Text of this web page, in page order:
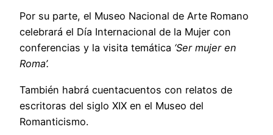
Por su parte, el Museo Nacional de Arte Romano
celebrará el Día Internacional de la Mujer con
conferencias y la visita temática ‘Ser mujer en
Roma’.
También habrá cuentacuentos con relatos de
escritoras del siglo XIX en el Museo del
Romanticismo.